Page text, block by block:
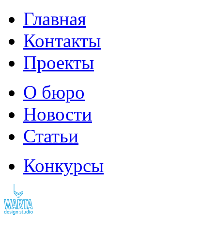
Главная
Контакты
Проекты
О бюро
Новости
Статьи
Конкурсы